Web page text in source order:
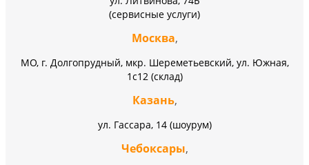
(сервисные услуги)
Москва,
МО, г. Долгопрудный, мкр. Шереметьевский, ул. Южная,
1с12 (склад)
Казань,
ул. Гассара, 14 (шоурум)
Чебоксары,